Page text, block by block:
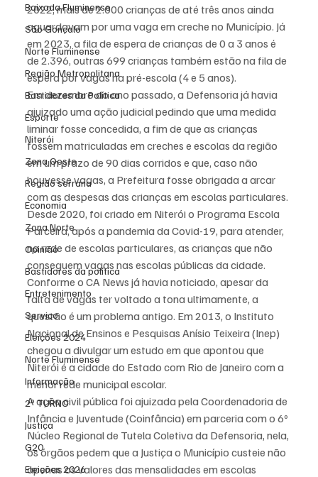
Baixada Fluminense
São Gonçalo
Norte Fluminense
Região Metropolitana
Bastidores da Política
Esporte
Niterói
Zona Oeste
Região serrana
Economia
Zona Norte
Opinião
Bastidores da política
Entretenimento
Serviço
Eleições 2024
Norte Fluminense
Informação
2º TURNO
Justiça
G20
Eleições 2026
2022, mais de 2.000 crianças de até três anos ainda
aguardavam por uma vaga em creche no Município. Já
em 2023, a fila de espera de crianças de 0 a 3 anos é
de 2.396, outras 699 crianças também estão na fila de
espera por vagas na pré-escola (4 e 5 anos).
Em dezembro do ano passado, a Defensoria já havia
ajuizado uma ação judicial pedindo que uma medida
liminar fosse concedida, a fim de que as crianças
fossem matriculadas em creches e escolas da região
em um prazo de 90 dias corridos e que, caso não
houvesse vagas, a Prefeitura fosse obrigada a arcar
com as despesas das crianças em escolas particulares.
Desde 2020, foi criado em Niterói o Programa Escola
Parceira, após a pandemia da Covid-19, para atender,
na rede de escolas particulares, as crianças que não
conseguem vagas nas escolas públicas da cidade.
Conforme o CA News já havia noticiado, apesar da
falta de vagas ter voltado a tona ultimamente, a
questão é um problema antigo. Em 2013, o Instituto
Nacional de Ensinos e Pesquisas Anísio Teixeira (Inep)
chegou a divulgar um estudo em que apontou que
Niterói é a cidade do Estado com Rio de Janeiro com a
menor rede municipal escolar.
A ação civil pública foi ajuizada pela Coordenadoria de
Infância e Juventude (Coinfância) em parceria com o 6º
Núcleo Regional de Tutela Coletiva da Defensoria, nela,
os órgãos pedem que a Justiça o Município custeie não
apenas os valores das mensalidades em escolas